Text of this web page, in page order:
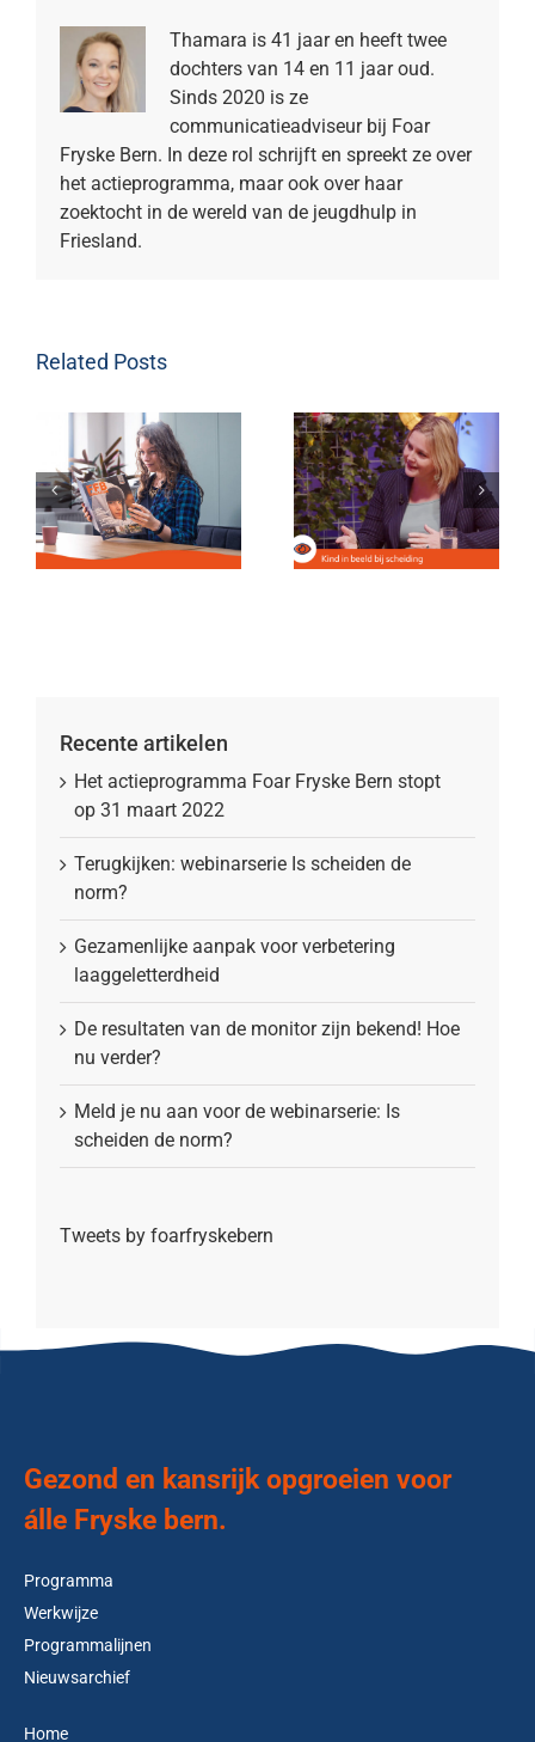
Thamara is 41 jaar en heeft twee
dochters van 14 en 11 jaar oud.
Sinds 2020 is ze
communicatieadviseur bij Foar
Fryske Bern. In deze rol schrijft en spreekt ze over
het actieprogramma, maar ook over haar
zoektocht in de wereld van de jeugdhulp in
Friesland.
Related Posts
Recente artikelen
Het actieprogramma Foar Fryske Bern stopt
op 31 maart 2022
Terugkijken: webinarserie Is scheiden de
norm?
Gezamenlijke aanpak voor verbetering
laaggeletterdheid
De resultaten van de monitor zijn bekend! Hoe
nu verder?
Meld je nu aan voor de webinarserie: Is
scheiden de norm?
Tweets by foarfryskebern
Gezond en kansrijk opgroeien voor
álle Fryske bern.
Programma
Werkwijze
Programmalijnen
Nieuwsarchief
Home